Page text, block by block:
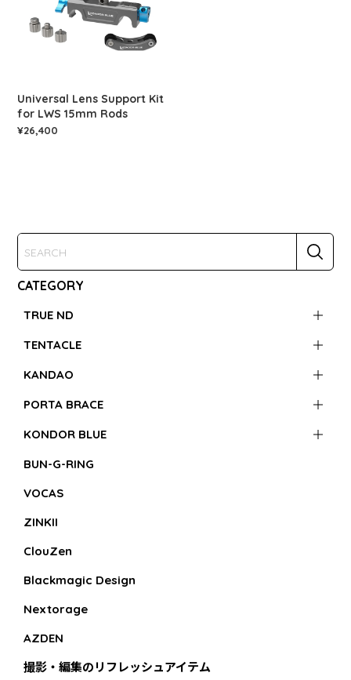
CATEGORY
TRUE ND
TENTACLE
KANDAO
PORTA BRACE
KONDOR BLUE
BUN-G-RING
VOCAS
ZINKII
ClouZen
Blackmagic Design
Nextorage
AZDEN
撮影・編集のリフレッシュアイテム
Universal Lens Support Kit
for LWS 15mm Rods
¥26,400